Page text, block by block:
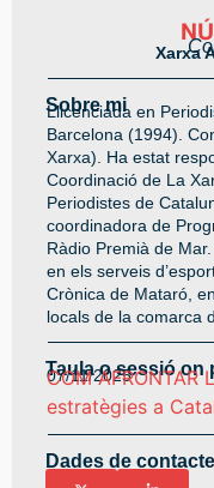
Xarxa
Sobre mi
Llicenciada en
Barcelona (1994).
Xarxa). Ha estat
Coordinació de La
Periodistes de
coordinadora de
Ràdio Premià de
en els serveis
Crònica de Mataró,
locals de la comarca
Taula o sessió on
07/11/2025
COM AFRONTAR
estratègies a
Dades de contacte